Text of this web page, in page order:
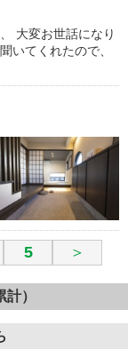
大変お世話になり
いてくれたので、
5 ＞
）